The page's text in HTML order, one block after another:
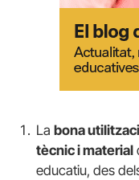
La bona
tècnic i material
educatiu, des